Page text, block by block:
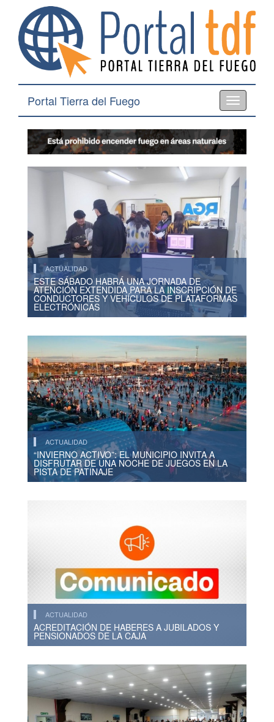
Toggle
navigation
Portal Tierra del Fuego
ACTUALIDAD
ESTE SÁBADO HABRÁ UNA JORNADA DE
ATENCIÓN EXTENDIDA PARA LA INSCRIPCIÓN DE
CONDUCTORES Y VEHÍCULOS DE PLATAFORMAS
ELECTRÓNICAS
ACTUALIDAD
“INVIERNO ACTIVO”: EL MUNICIPIO INVITA A
DISFRUTAR DE UNA NOCHE DE JUEGOS EN LA
PISTA DE PATINAJE
ACTUALIDAD
ACREDITACIÓN DE HABERES A JUBILADOS Y
PENSIONADOS DE LA CAJA